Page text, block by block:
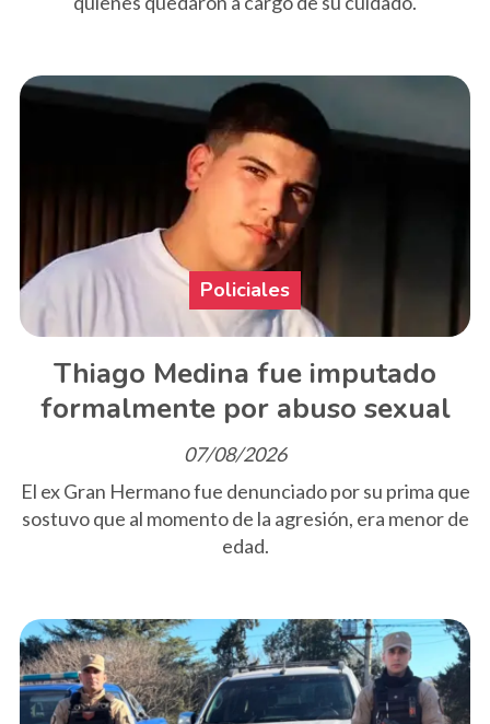
Thiago Medina fue imputado
formalmente por abuso sexual
Policiales
07/08/2026
El ex Gran Hermano fue denunciado por su prima que
sostuvo que al momento de la agresión, era menor de
edad.